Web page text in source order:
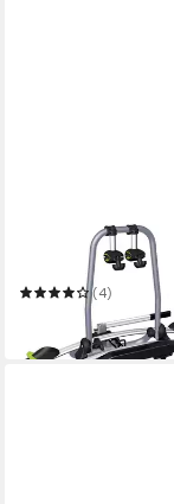
Heckfahrradträger
(4)
199,95 €
in 2-3 Werktagen bei